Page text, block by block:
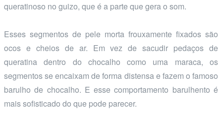
queratinoso no guizo, que é a parte que gera o som.
Esses segmentos de pele morta frouxamente fixados são
ocos e cheios de ar. Em vez de sacudir pedaços de
queratina dentro do chocalho como uma maraca, os
segmentos se encaixam de forma distensa e fazem o famoso
barulho de chocalho. E esse comportamento barulhento é
mais sofisticado do que pode parecer.